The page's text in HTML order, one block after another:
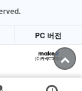
PC 버전